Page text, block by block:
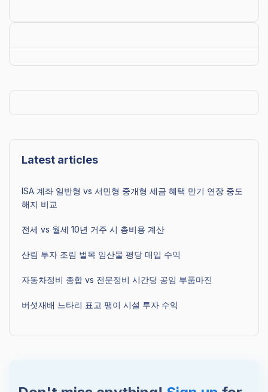
Latest articles
ISA 계좌 일반형 vs 서민형 중개형 세금 혜택 만기 연장 중도
해지 비교
전세 vs 월세 10년 거주 시 총비용 계산
산림 투자 조림 벌목 임산물 평당 매입 수익
자동차정비 종합 vs 전문정비 시간당 공임 부품마진
버섯재배 느타리 표고 팽이 시설 투자 수익